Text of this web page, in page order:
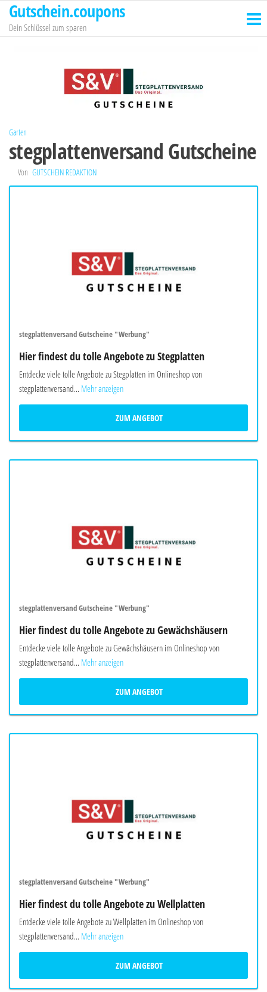
Zum
Inhalt
springen
Gutschein.coupons
Dein Schlüssel zum sparen
Garten
stegplattenversand Gutscheine
Von GUTSCHEIN REDAKTION
stegplattenversand Gutscheine "Werbung"
Hier findest du tolle Angebote zu Stegplatten
Entdecke viele tolle Angebote zu Stegplatten im Onlineshop von
stegplattenversand... Mehr anzeigen
ZUM ANGEBOT
stegplattenversand Gutscheine "Werbung"
Hier findest du tolle Angebote zu Gewächshäusern
Entdecke viele tolle Angebote zu Gewächshäusern im Onlineshop von
stegplattenversand... Mehr anzeigen
ZUM ANGEBOT
stegplattenversand Gutscheine "Werbung"
Hier findest du tolle Angebote zu Wellplatten
Entdecke viele tolle Angebote zu Wellplatten im Onlineshop von
stegplattenversand... Mehr anzeigen
ZUM ANGEBOT